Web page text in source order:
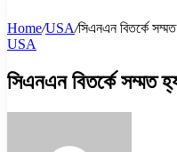
Home/USA/সিএনএন বিতর্কে সম্মত
USA
সিএনএন বিতর্কে সম্মত